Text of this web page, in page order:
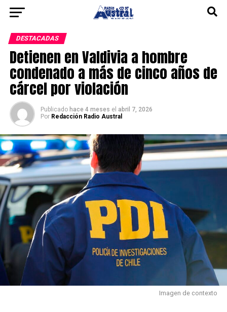
DESTACADAS
Detienen en Valdivia a hombre
condenado a más de cinco años de
cárcel por violación
Publicado hace 4 meses el abril 7, 2026
Por Redacción Radio Austral
Imagen de contexto